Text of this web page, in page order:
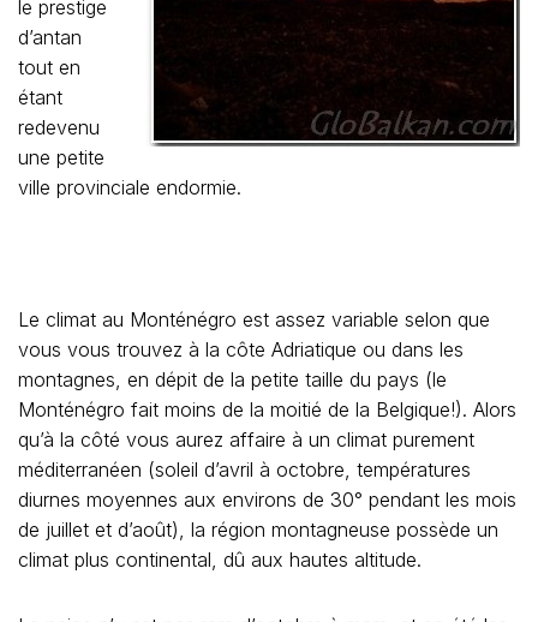
le prestige
d’antan
tout en
étant
redevenu
une petite
ville provinciale endormie.
Le climat au Monténégro est assez variable selon que
vous vous trouvez à la côte Adriatique ou dans les
montagnes, en dépit de la petite taille du pays (le
Monténégro fait moins de la moitié de la Belgique!). Alors
qu’à la côté vous aurez affaire à un climat purement
méditerranéen (soleil d’avril à octobre, températures
diurnes moyennes aux environs de 30° pendant les mois
de juillet et d’août), la région montagneuse possède un
climat plus continental, dû aux hautes altitude.